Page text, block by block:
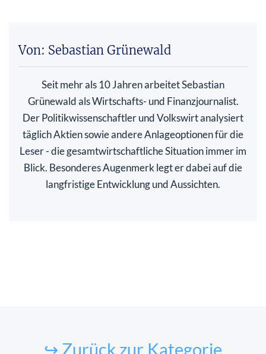
Von: Sebastian Grünewald
Seit mehr als 10 Jahren arbeitet Sebastian
Grünewald als Wirtschafts- und Finanzjournalist.
Der Politikwissenschaftler und Volkswirt analysiert
täglich Aktien sowie andere Anlageoptionen für die
Leser - die gesamtwirtschaftliche Situation immer im
Blick. Besonderes Augenmerk legt er dabei auf die
langfristige Entwicklung und Aussichten.
↪ Zurück zur Kategorie